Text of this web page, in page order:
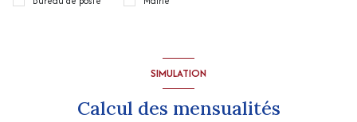
SIMULATION
Calcul des mensualités